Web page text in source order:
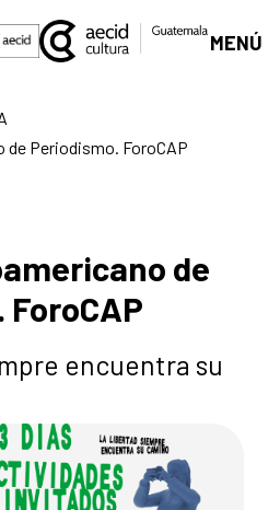
MENÚ
de Periodismo. ForoCAP
de
encuentra su